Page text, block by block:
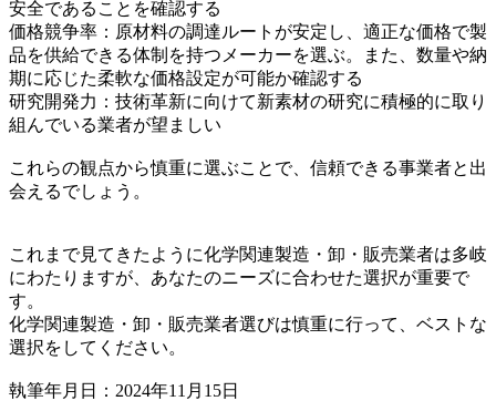
安全であることを確認する
価格競争率：原材料の調達ルートが安定し、適正な価格で製
品を供給できる体制を持つメーカーを選ぶ。また、数量や納
期に応じた柔軟な価格設定が可能か確認する
研究開発力：技術革新に向けて新素材の研究に積極的に取り
組んでいる業者が望ましい
これらの観点から慎重に選ぶことで、信頼できる事業者と出
会えるでしょう。
これまで見てきたように化学関連製造・卸・販売業者は多岐
にわたりますが、あなたのニーズに合わせた選択が重要で
す。
化学関連製造・卸・販売業者選びは慎重に行って、ベストな
選択をしてください。
執筆年月日：2024年11月15日